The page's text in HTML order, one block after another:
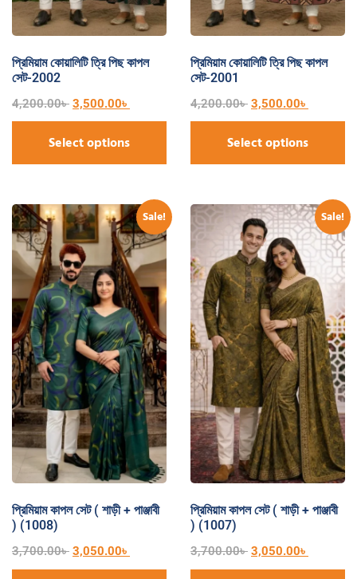
প্রিমিয়াম কোয়ালিটি ত্রি পিছ কাপল
সেট-2002
4,200.00৳ 3,500.00৳
Select options
প্রিমিয়াম কোয়ালিটি ত্রি পিছ কাপল
সেট-2001
4,200.00৳ 3,500.00৳
Select options
Sale!
প্রিমিয়াম কাপল সেট ( শাড়ী + পাঞ্জাবী
) (1008)
3,700.00৳ 3,050.00৳
Sale!
প্রিমিয়াম কাপল সেট ( শাড়ী + পাঞ্জাবী
) (1007)
3,700.00৳ 3,050.00৳